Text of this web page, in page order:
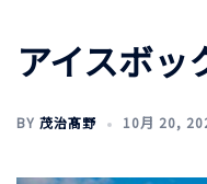
アイスボッ
BY 茂治髙野 10月 20,